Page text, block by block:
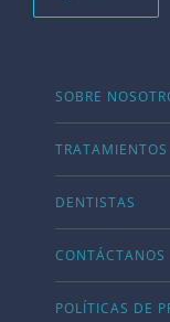
SOBRE
TRATAMIENTOS
DENTISTAS
CONTÁCTANOS
POLÍTICAS DE